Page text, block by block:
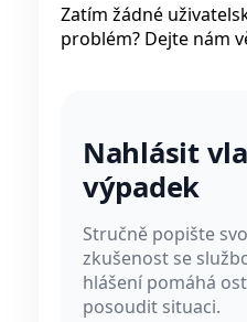
Zatím žádné
problém? Dejte nám
Nahlásit
výpadek
Stručně popište
zkušenost se
hlášení pomáhá
posoudit situaci.